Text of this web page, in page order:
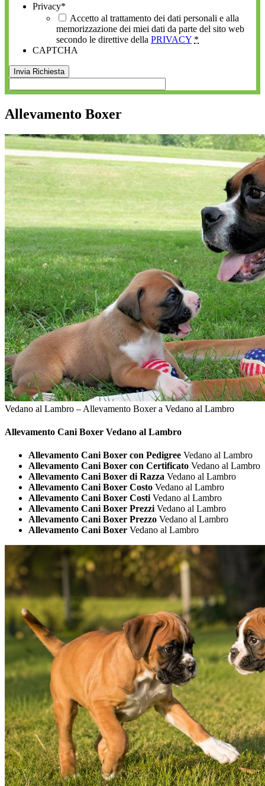
Privacy*
Accetto al trattamento dei dati personali e alla
memorizzazione dei miei dati da parte del sito web
secondo le direttive della PRIVACY *
CAPTCHA
Allevamento Boxer
Vedano al Lambro – Allevamento Boxer a Vedano al Lambro
Allevamento Cani Boxer Vedano al Lambro
Allevamento Cani Boxer con Pedigree Vedano al Lambro
Allevamento Cani Boxer con Certificato Vedano al Lambro
Allevamento Cani Boxer di Razza Vedano al Lambro
Allevamento Cani Boxer Costo Vedano al Lambro
Allevamento Cani Boxer Costi Vedano al Lambro
Allevamento Cani Boxer Prezzi Vedano al Lambro
Allevamento Cani Boxer Prezzo Vedano al Lambro
Allevamento Cani Boxer Vedano al Lambro